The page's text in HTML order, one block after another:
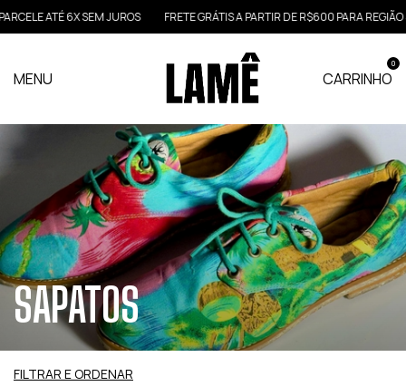
ATÉ 6X SEM JUROS FRETE GRÁTIS A PARTIR DE R$600 PARA REGIÃO SUL
MENU CARRINHO
0
SAPATOS
FILTRAR E ORDENAR